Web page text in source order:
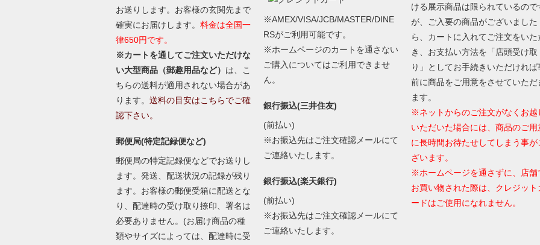
お送りします。お客様の玄関先まで
確実にお届けします。 料金は全国一
律650円です。
※カートを通してご注文いただけな
い大型商品（郵趣用品など） は、こ
ちらの送料が適用されない場合があ
ります。 送料の目安はこちらでご確
認下さい。
郵便局(特定記録便など)
郵便局の特定記録便などでお送りし
ます。発送、配送状況の記録が残り
ます。お客様の郵便受箱に配送とな
り、配達時の受け取り捺印、署名は
必要ありません。(お届け商品の種
類やサイズによっては、配達時に受
※AMEX/VISA/JCB/MASTER/DINE
RSがご利用可能です。
※ホームページのカートを通さない
ご購入についてはご利用できませ
ん。
銀行振込(三井住友)
(前払い)
※お振込先はご注文確認メールにて
ご連絡いたします。
銀行振込(楽天銀行)
(前払い)
※お振込先はご注文確認メールにて
ご連絡いたします。
ける展示商品は限られているので
が、ご入要の商品がございました
ら、カートに入れてご注文をいた
き、お支払い方法を「店頭受け取
り」としてお手続きいただければ
前に商品をご用意をさせていただ
ます。
※ネットからのご注文がなくお越
いただいた場合には、商品のご用
に長時間お待たせしてしまう事が
ざいます。
※ホームページを通さずに、店舗
お買い物された際は、クレジット
ードはご使用になれません。